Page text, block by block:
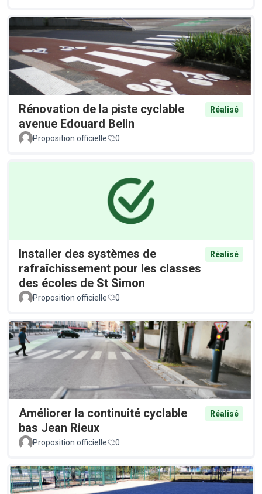
Rénovation de la piste cyclable
avenue Edouard Belin
Réalisé
Proposition officielle 0
Installer des systèmes de
rafraîchissement pour les classes
des écoles de St Simon
Réalisé
Proposition officielle 0
Améliorer la continuité cyclable
bas Jean Rieux
Réalisé
Proposition officielle 0